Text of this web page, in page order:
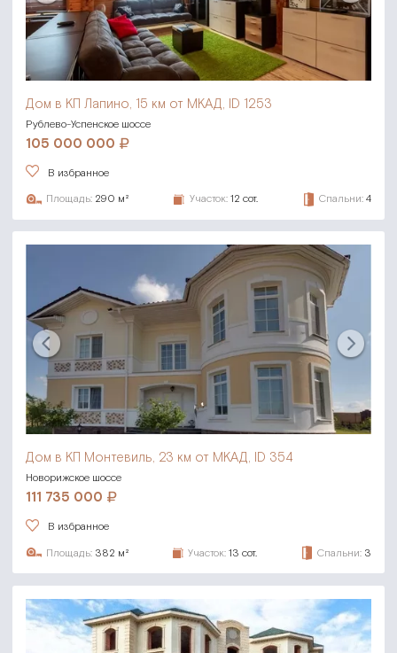
Дом в КП Лапино, 15 км от МКАД, ID 1253
Рублево-Успенское шоссе
105 000 000
В избранное
Площадь: 290 м² Участок: 12 сот. Спальни: 4
Дом в КП Монтевиль, 23 км от МКАД, ID 354
Новорижское шоссе
111 735 000
В избранное
Площадь: 382 м² Участок: 13 сот. Спальни: 3